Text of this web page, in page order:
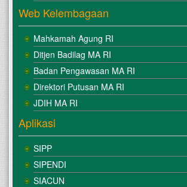
Web Kelembagaan
Mahkamah Agung RI
Ditjen Badilag MA RI
Badan Pengawasan MA RI
Direktori Putusan MA RI
JDIH MA RI
Aplikasi
SIPP
SIPENDI
SIACUN